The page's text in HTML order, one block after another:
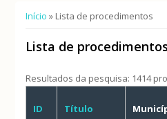
Está aqui
Início » Lista de procedimentos
Lista de procedimentos
Resultados da pesquisa: 1414
ID Título